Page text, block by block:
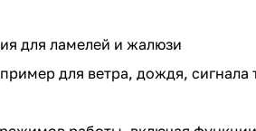
для ламелей и жалюзи
для ветра, дождя, сигнала